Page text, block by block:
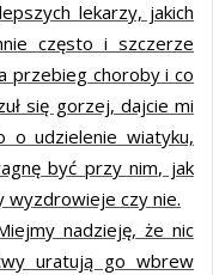
lekarzy, jakich
często i szczerze
przebieg choroby i co
się gorzej, dajcie mi
o udzielenie wiatyku,
być przy nim, jak
wyzdrowieje czy nie.
nadzieję, że nic
uratują go wbrew